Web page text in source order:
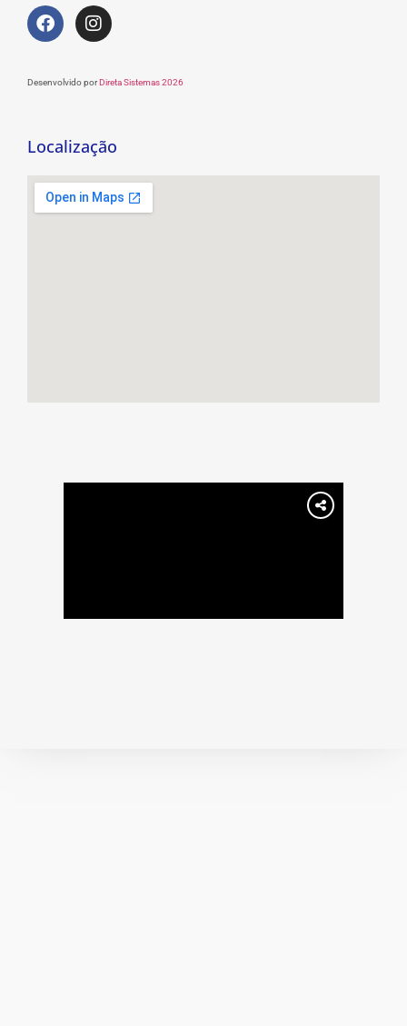
Desenvolvido porDireta Sistemas 2026
Localização